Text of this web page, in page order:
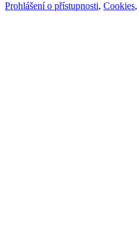
Prohlášení o přístupnosti, Cookies,